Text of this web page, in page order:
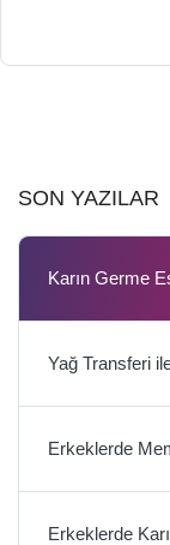
SON YAZILAR
Karın Germe
Yağ Transferi
Erkeklerde
Erkeklerde